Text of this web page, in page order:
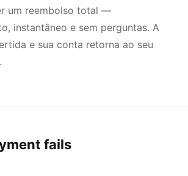
um reembolso total —
instantâneo e sem perguntas. A
e sua conta retorna ao seu
fails